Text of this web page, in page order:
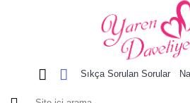
Sıkça Sorulan Sorular